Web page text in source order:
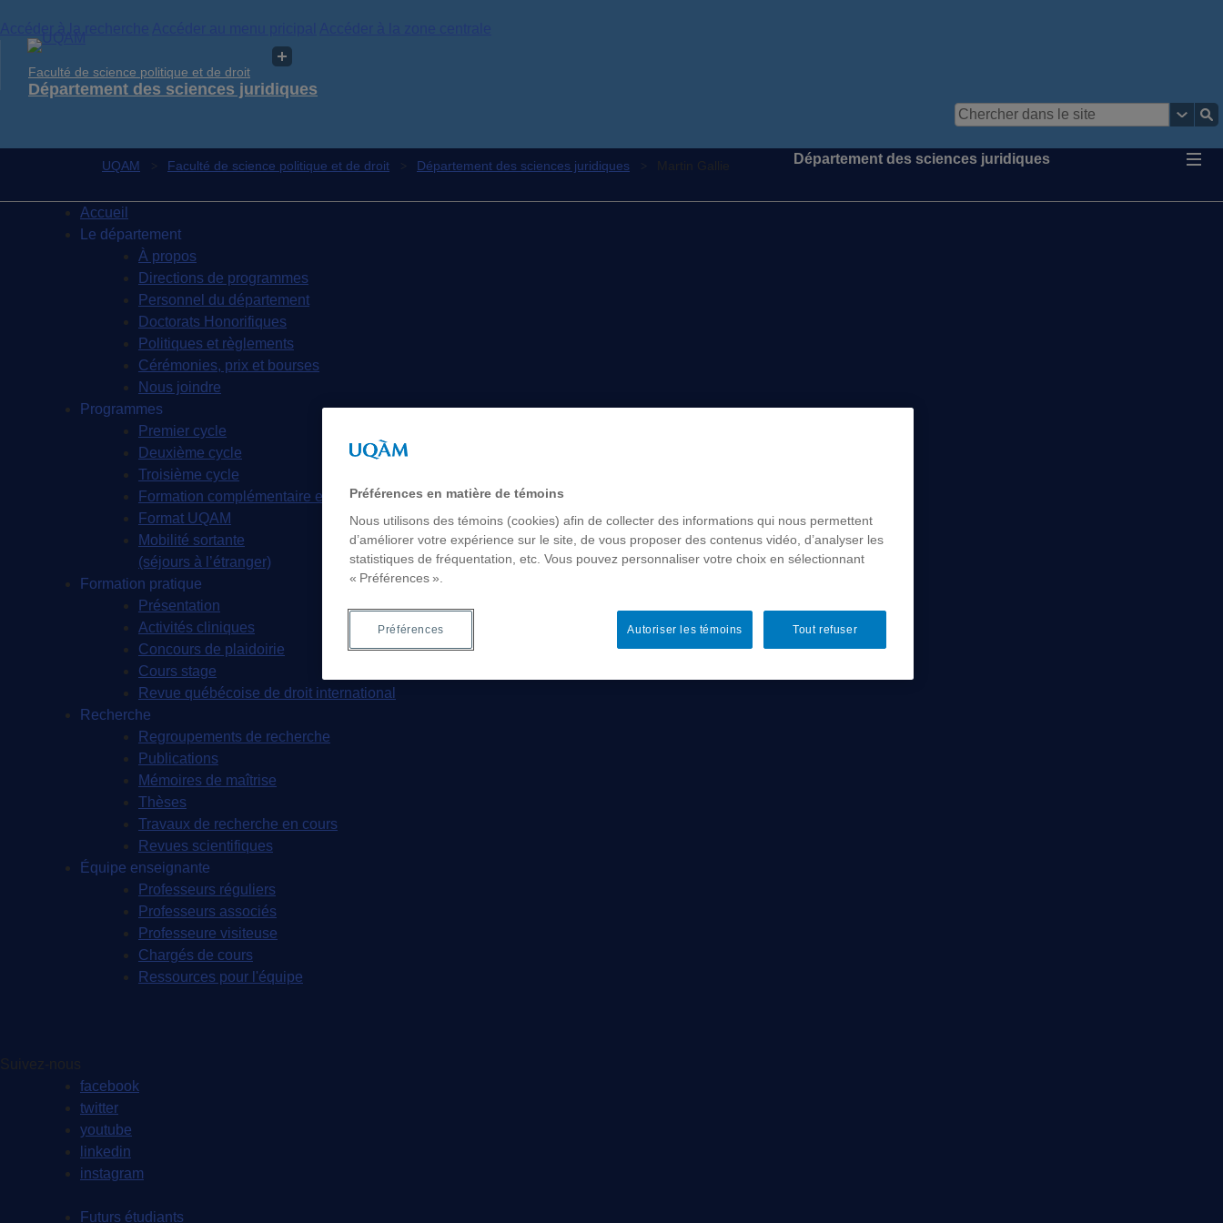
Faculté de science politique et de droit
Département des sciences juridiques
UQAM Faculté de science politique et de droit Département des sciences juridiques Martin Gallie Département des sciences juridiques
Accueil
Le département
À propos
Directions de programmes
Personnel du département
Doctorats Honorifiques
Politiques et règlements
Cérémonies, prix et bourses
Nous joindre
Programmes
Premier cycle
Deuxième cycle
Troisième cycle
Formation complémentaire en droit
Format UQAM
Mobilité sortante
(séjours à l’étranger)
Formation pratique
Présentation
Activités cliniques
Concours de plaidoirie
Cours stage
Revue québécoise de droit international
Recherche
Regroupements de recherche
Publications
Mémoires de maîtrise
Thèses
Travaux de recherche en cours
Revues scientifiques
Équipe enseignante
Professeurs réguliers
Professeurs associés
Professeure visiteuse
Chargés de cours
Ressources pour l'équipe
Suivez-nous
facebook
twitter
youtube
linkedin
instagram
Futurs étudiants
Préférences en matière de témoins
Nous utilisons des témoins (cookies) afin de collecter des informations qui nous permettent
d’améliorer votre expérience sur le site, de vous proposer des contenus vidéo, d’analyser les
statistiques de fréquentation, etc. Vous pouvez personnaliser votre choix en sélectionnant
« Préférences ».
Tout refuser
Autoriser les témoins
Préférences